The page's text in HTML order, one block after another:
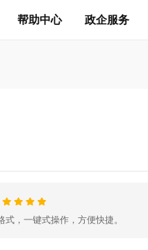
帮助中心 政企服务
，一键式操作，方便快捷。